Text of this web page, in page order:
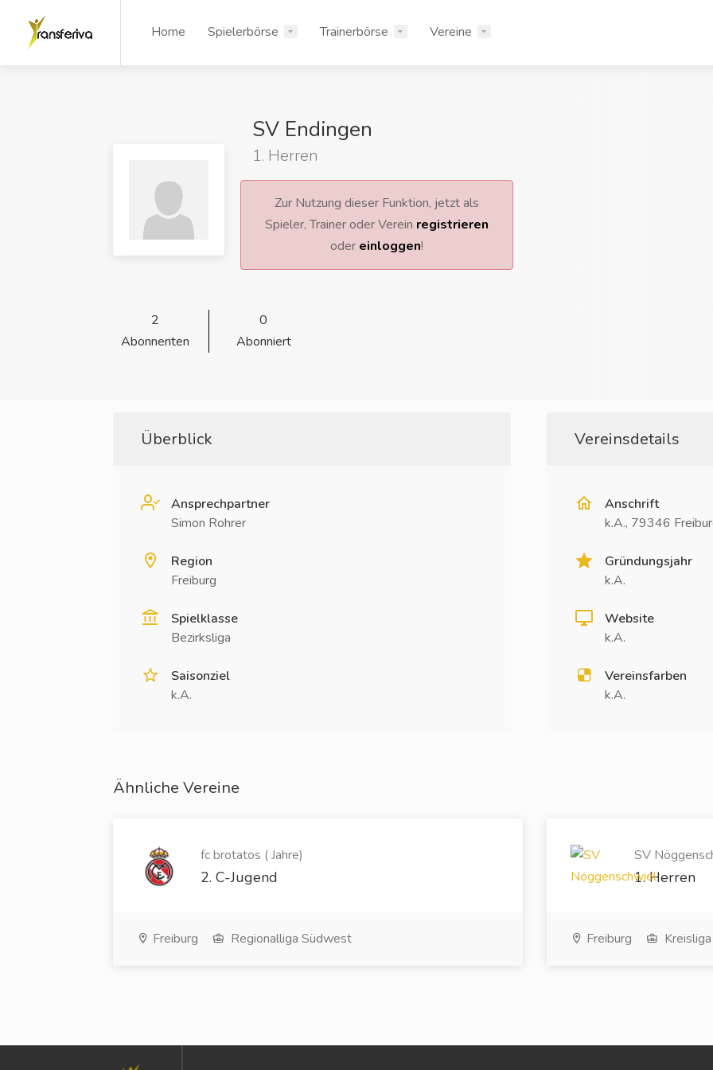
Home Spielerbörse Trainerbörse Vereine
SV Endingen
1. Herren
Zur Nutzung dieser Funktion, jetzt als
Spieler, Trainer oder Verein registrieren
oder einloggen!
2
Abonnenten
0
Abonniert
Überblick
Ansprechpartner
Simon Rohrer
Region
Freiburg
Spielklasse
Bezirksliga
Saisonziel
k.A.
Vereinsdetails
Anschrift
k.A., 79346
Gründungsjahr
k.A.
Website
k.A.
Vereinsfarben
k.A.
Ähnliche Vereine
fc brotatos ( Jahre)
2. C-Jugend
Freiburg Regionalliga Südwest
SV
1. Herren
Freiburg